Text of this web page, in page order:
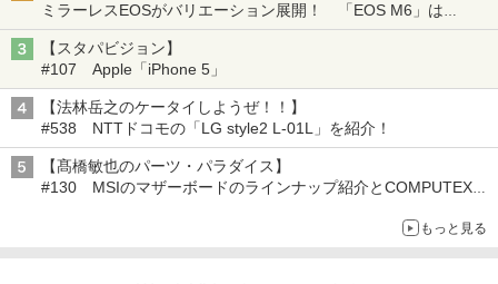
ミラーレスEOSがバリエーション展開！ 「EOS M6」は
「M5」とどこが違う？
【スタパビジョン】
#107 Apple「iPhone 5」
【法林岳之のケータイしようぜ！！】
#538 NTTドコモの「LG style2 L-01L」を紹介！
【髙橋敏也のパーツ・パラダイス】
#130 MSIのマザーボードのラインナップ紹介とCOMPUTEX
もっと見る